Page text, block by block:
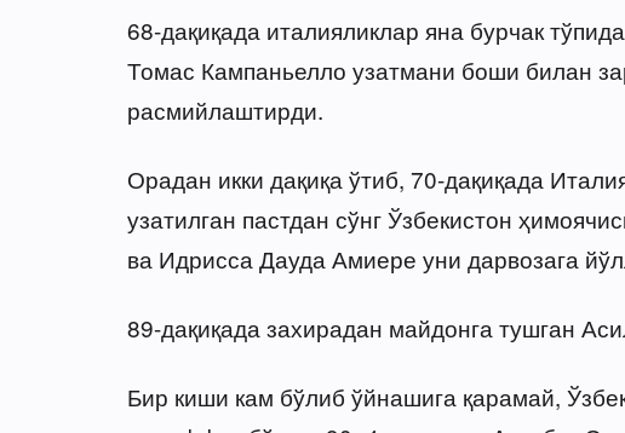
68-дақиқада италияликлар яна бурчак
Томас Кампаньелло узатмани боши билан
расмийлаштирди.
Орадан икки дақиқа ўтиб, 70-дақиқада
узатилган пастдан сўнг Ўзбекистон
ва Идрисса Дауда Амиере уни дарвозага
89-дақиқада захирадан майдонга тушган
Бир киши кам бўлиб ўйнашига қарамай,